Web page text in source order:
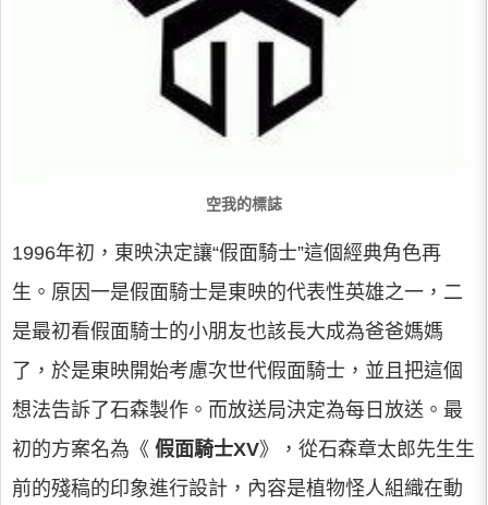
空我的標誌
1996年初，東映決定讓“假面騎士”這個經典角色再
生。原因一是假面騎士是東映的代表性英雄之一，二
是最初看假面騎士的小朋友也該長大成為爸爸媽媽
了，於是東映開始考慮次世代假面騎士，並且把這個
想法告訴了石森製作。而放送局決定為每日放送。最
初的方案名為《 假面騎士XV》，從石森章太郎先生生
前的殘稿的印象進行設計，內容是植物怪人組織在動